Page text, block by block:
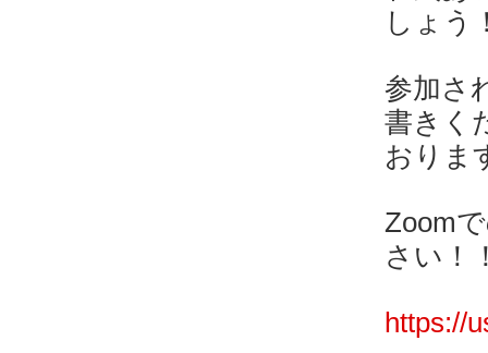
しょう
参加さ
書きく
おりま
Zoom
さい！
https://